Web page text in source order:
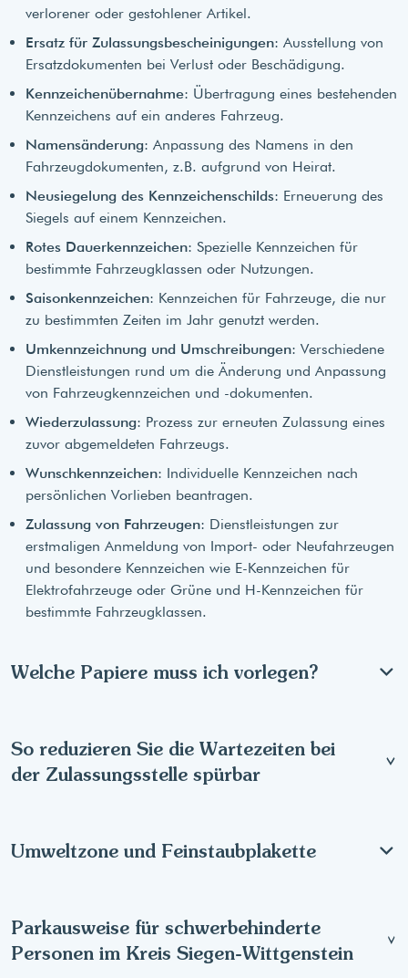
verlorener oder gestohlener Artikel.
Ersatz für Zulassungsbescheinigungen: Ausstellung von
Ersatzdokumenten bei Verlust oder Beschädigung.
Kennzeichenübernahme: Übertragung eines bestehenden
Kennzeichens auf ein anderes Fahrzeug.
Namensänderung: Anpassung des Namens in den
Fahrzeugdokumenten, z.B. aufgrund von Heirat.
Neusiegelung des Kennzeichenschilds: Erneuerung des
Siegels auf einem Kennzeichen.
Rotes Dauerkennzeichen: Spezielle Kennzeichen für
bestimmte Fahrzeugklassen oder Nutzungen.
Saisonkennzeichen: Kennzeichen für Fahrzeuge, die nur
zu bestimmten Zeiten im Jahr genutzt werden.
Umkennzeichnung und Umschreibungen: Verschiedene
Dienstleistungen rund um die Änderung und Anpassung
von Fahrzeugkennzeichen und -dokumenten.
Wiederzulassung: Prozess zur erneuten Zulassung eines
zuvor abgemeldeten Fahrzeugs.
Wunschkennzeichen: Individuelle Kennzeichen nach
persönlichen Vorlieben beantragen.
Zulassung von Fahrzeugen: Dienstleistungen zur
erstmaligen Anmeldung von Import- oder Neufahrzeugen
und besondere Kennzeichen wie E-Kennzeichen für
Elektrofahrzeuge oder Grüne und H-Kennzeichen für
bestimmte Fahrzeugklassen.
Welche Papiere muss ich vorlegen?
So reduzieren Sie die Wartezeiten bei
der Zulassungsstelle spürbar
Umweltzone und Feinstaubplakette
Parkausweise für schwerbehinderte
Personen im Kreis Siegen-Wittgenstein